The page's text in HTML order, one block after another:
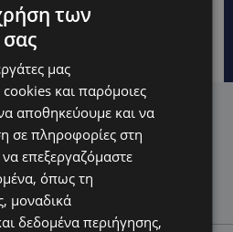
ΚΑΙ ΤΟ ΕΔΙΜΒΟΥΡΓΟ: Η
τη δική της σελίδα στη διεθνή
των
μας
και παρόμοιες
αποθηκεύουμε και να
σε πληροφορίες στη
επεξεργαζόμαστε
όπως τη
μοναδικά
δεδομένα περιήγησης,